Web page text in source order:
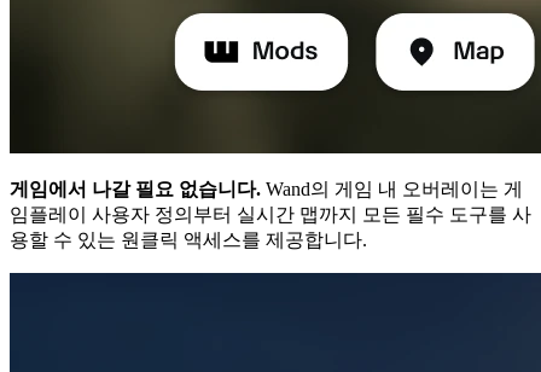
게임에서 나갈 필요 없습니다. Wand의 게임 내 오버레이는 게
임플레이 사용자 정의부터 실시간 맵까지 모든 필수 도구를 사
용할 수 있는 원클릭 액세스를 제공합니다.